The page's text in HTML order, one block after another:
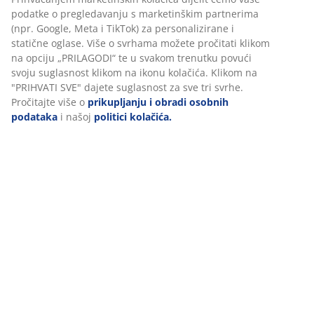
Podaci o proizvodu
Komentari
(0)
podatke o pregledavanju s marketinškim partnerima
(npr. Google, Meta i TikTok) za personalizirane i
statične oglase. Više o svrhama možete pročitati klikom
na opciju „PRILAGODI“ te u svakom trenutku povući
svoju suglasnost klikom na ikonu kolačića. Klikom na
"PRIHVATI SVE" dajete suglasnost za sve tri svrhe.
Pročitajte više o prikupljanju i obradi osobnih
podataka i našoj politici kolačića.